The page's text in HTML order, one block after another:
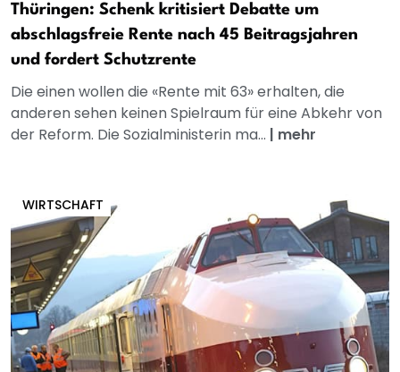
Thüringen: Schenk kritisiert Debatte um
abschlagsfreie Rente nach 45 Beitragsjahren
und fordert Schutzrente
Die einen wollen die «Rente mit 63» erhalten, die
anderen sehen keinen Spielraum für eine Abkehr von
der Reform. Die Sozialministerin ma... | mehr
WIRTSCHAFT